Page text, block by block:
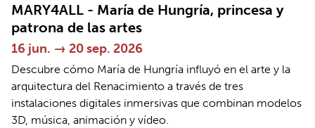
MARY4ALL - María de Hungría, princesa y
patrona de las artes
16 jun. → 20 sep. 2026
Descubre cómo María de Hungría influyó en el arte y la
arquitectura del Renacimiento a través de tres
instalaciones digitales inmersivas que combinan modelos
3D, música, animación y vídeo.